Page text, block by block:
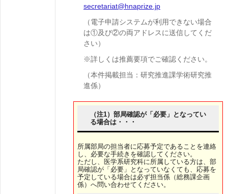
secretariat@hnaprize.jp
（電子申請システムが利用できない場合
は①及び②の両アドレスに送信してくだ
さい）
※詳しくは推薦要項でご確認ください。
（本件掲載担当：研究推進課学術研究推
進係）
（注1）部局確認が「必要」となってい
る場合は・・・
所属部局の担当者に応募予定であることを連絡
し、必要な手続きを確認してください。
ただし、医学系研究科に所属している方は、部
局確認が「必要」となっていなくても、応募を
予定している場合は必ず担当係（総務課企画
係）へ問い合わせてください。